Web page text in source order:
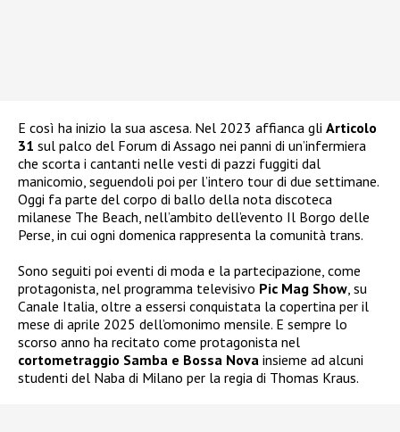
E così ha inizio la sua ascesa. Nel 2023 affianca gli Articolo
31 sul palco del Forum di Assago nei panni di un’infermiera
che scorta i cantanti nelle vesti di pazzi fuggiti dal
manicomio, seguendoli poi per l’intero tour di due settimane.
Oggi fa parte del corpo di ballo della nota discoteca
milanese The Beach, nell’ambito dell’evento Il Borgo delle
Perse, in cui ogni domenica rappresenta la comunità trans.
Sono seguiti poi eventi di moda e la partecipazione, come
protagonista, nel programma televisivo Pic Mag Show, su
Canale Italia, oltre a essersi conquistata la copertina per il
mese di aprile 2025 dell’omonimo mensile. E sempre lo
scorso anno ha recitato come protagonista nel
cortometraggio Samba e Bossa Nova insieme ad alcuni
studenti del Naba di Milano per la regia di Thomas Kraus.